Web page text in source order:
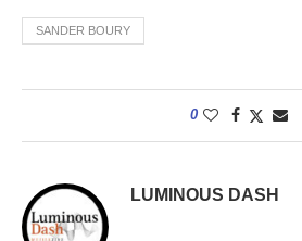
SANDER BOURY
0
LUMINOUS DASH